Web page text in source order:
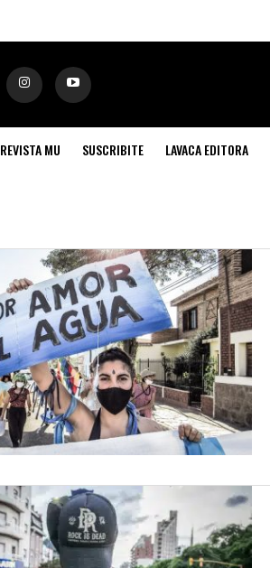
REVISTA MU SUSCRIBITE LAVACA EDITORA